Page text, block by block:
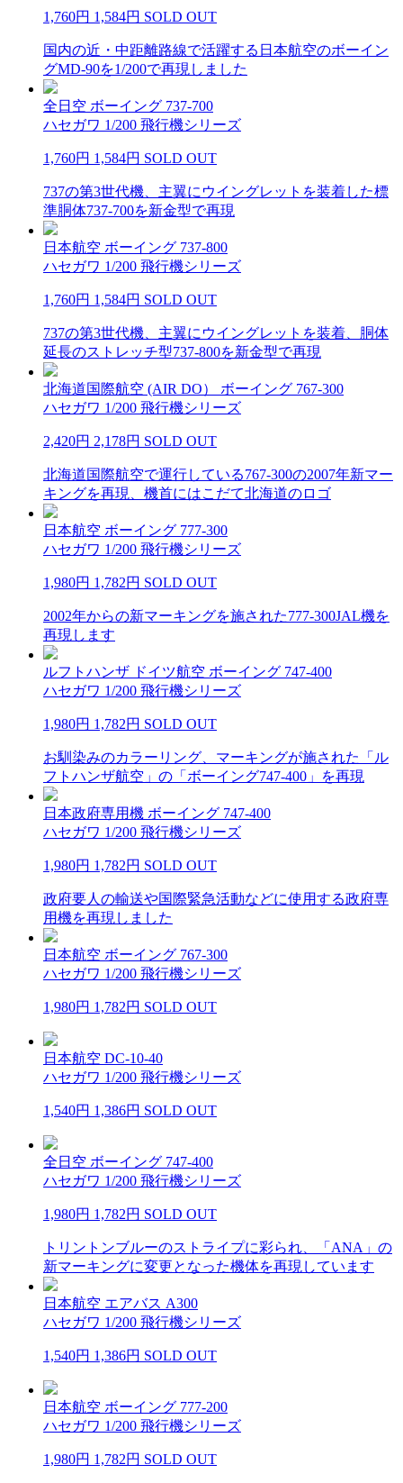
1,760円 1,584円 SOLD OUT
国内の近・中距離路線で活躍する日本航空のボーイン
グMD-90を1/200で再現しました
全日空 ボーイング 737-700
ハセガワ 1/200 飛行機シリーズ
1,760円 1,584円 SOLD OUT
737の第3世代機、主翼にウイングレットを装着した標
準胴体737-700を新金型で再現
日本航空 ボーイング 737-800
ハセガワ 1/200 飛行機シリーズ
1,760円 1,584円 SOLD OUT
737の第3世代機、主翼にウイングレットを装着、胴体
延長のストレッチ型737-800を新金型で再現
北海道国際航空 (AIR DO） ボーイング 767-300
ハセガワ 1/200 飛行機シリーズ
2,420円 2,178円 SOLD OUT
北海道国際航空で運行している767-300の2007年新マー
キングを再現、機首にはこだて北海道のロゴ
日本航空 ボーイング 777-300
ハセガワ 1/200 飛行機シリーズ
1,980円 1,782円 SOLD OUT
2002年からの新マーキングを施された777-300JAL機を
再現します
ルフトハンザ ドイツ航空 ボーイング 747-400
ハセガワ 1/200 飛行機シリーズ
1,980円 1,782円 SOLD OUT
お馴染みのカラーリング、マーキングが施された「ル
フトハンザ航空」の「ボーイング747-400」を再現
日本政府専用機 ボーイング 747-400
ハセガワ 1/200 飛行機シリーズ
1,980円 1,782円 SOLD OUT
政府要人の輸送や国際緊急活動などに使用する政府専
用機を再現しました
日本航空 ボーイング 767-300
ハセガワ 1/200 飛行機シリーズ
1,980円 1,782円 SOLD OUT
日本航空 DC-10-40
ハセガワ 1/200 飛行機シリーズ
1,540円 1,386円 SOLD OUT
全日空 ボーイング 747-400
ハセガワ 1/200 飛行機シリーズ
1,980円 1,782円 SOLD OUT
トリントンブルーのストライプに彩られ、「ANA」の
新マーキングに変更となった機体を再現しています
日本航空 エアバス A300
ハセガワ 1/200 飛行機シリーズ
1,540円 1,386円 SOLD OUT
日本航空 ボーイング 777-200
ハセガワ 1/200 飛行機シリーズ
1,980円 1,782円 SOLD OUT